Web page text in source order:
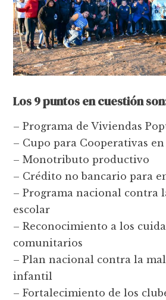
Los 9 puntos en cuestión
– Programa de Viviendas
– Cupo para Cooperativas
– Monotributo productivo
– Crédito no bancario para
– Programa nacional contra
escolar
– Reconocimiento a los
comunitarios
– Plan nacional contra la
infantil
– Fortalecimiento de los